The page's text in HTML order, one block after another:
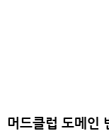
머드클럽 도메인